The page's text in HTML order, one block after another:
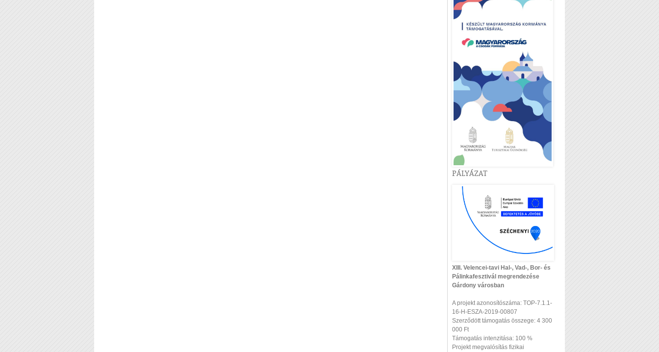
PÁLYÁZAT
XIII. Velencei-tavi Hal-, Vad-, Bor- és
Pálinkafesztivál megrendezése
Gárdony városban
A projekt azonosítószáma: TOP-7.1.1-
16-H-ESZA-2019-00807
Szerződött támogatás összege: 4 300
000 Ft
Támogatás intenzitása: 100 %
Projekt megvalósítás fizikai